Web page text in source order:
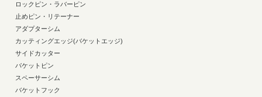
ロックピン・ラバーピン
止めピン・リテーナー
アダプターシム
カッティングエッジ(バケットエッジ)
サイドカッター
バケットピン
スペーサーシム
バケットフック